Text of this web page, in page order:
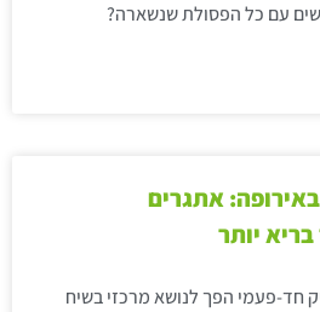
עם כל הפסולת שנשארה?
אתגרים
יותר
חד-פעמי הפך לנושא מרכזי בשיח